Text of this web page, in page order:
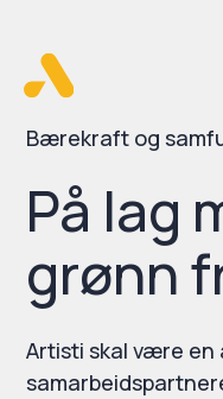
Bærekraft og
På lag
grønn
Artisti skal være en